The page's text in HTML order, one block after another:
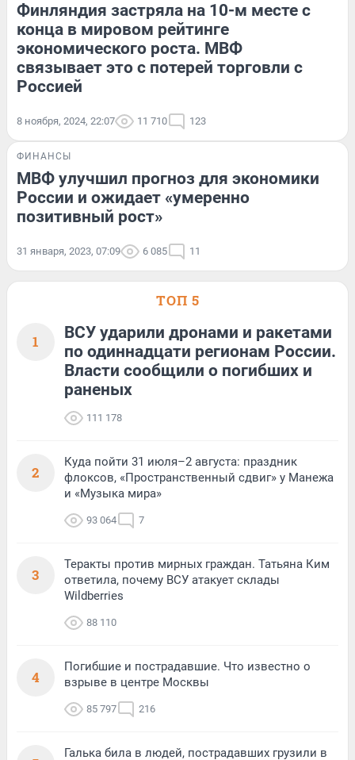
Финляндия застряла на 10-м месте с
конца в мировом рейтинге
экономического роста. МВФ
связывает это с потерей торговли с
Россией
8 ноября, 2024, 22:07 11 710 123
ФИНАНСЫ
МВФ улучшил прогноз для экономики
России и ожидает «умеренно
позитивный рост»
31 января, 2023, 07:09 6 085 11
ТОП 5
1
ВСУ ударили дронами и ракетами
по одиннадцати регионам России.
Власти сообщили о погибших и
раненых
111 178
2
Куда пойти 31 июля–2 августа: праздник
флоксов, «Пространственный сдвиг» у Манежа
и «Музыка мира»
93 064 7
3
Теракты против мирных граждан. Татьяна Ким
ответила, почему ВСУ атакует склады
Wildberries
88 110
4
Погибшие и пострадавшие. Что известно о
взрыве в центре Москвы
85 797 216
Галька била в людей, пострадавших грузили в